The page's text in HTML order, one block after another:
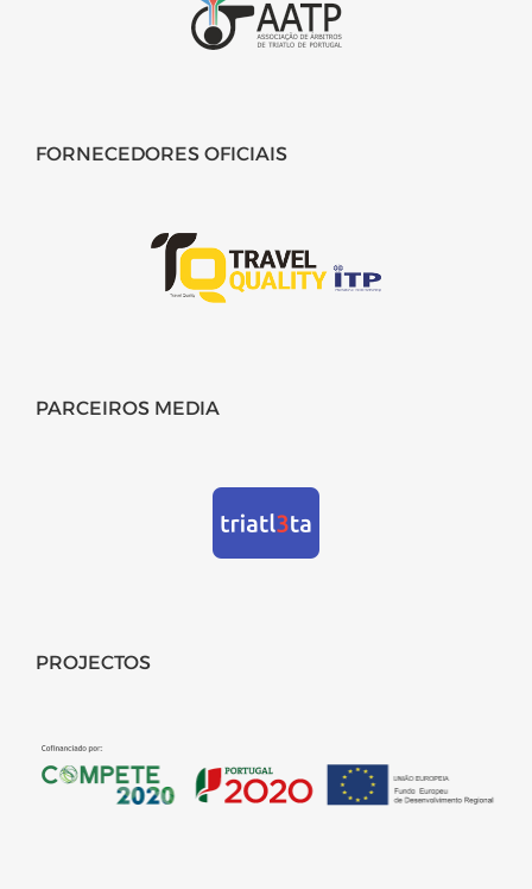
FORNECEDORES OFICIAIS
PARCEIROS MEDIA
PROJECTOS